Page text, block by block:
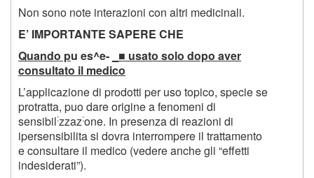
Non sono note interazioni con altri medicinali.
E’ IMPORTANTE SAPERE CHE
Quando pu es^e-
_■ usato solo dopo aver
consultato il medico
L’applicazione di prodotti per uso topico, specie se
protratta, puo dare origine a fenomeni di
sensibil:zzaz:one. In presenza di reazioni di
ipersensibilita si dovra interrompere il trattamento
e consultare il medico (vedere anche gli “effetti
indesiderati”).